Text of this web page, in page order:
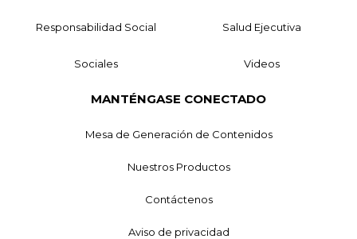
Responsabilidad Social Salud Ejecutiva
Sociales Videos
MANTÉNGASE CONECTADO
Mesa de Generación de Contenidos
Nuestros Productos
Contáctenos
Aviso de privacidad